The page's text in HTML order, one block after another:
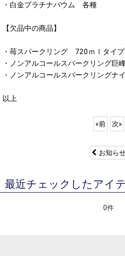
・白金プラチナバウム 各種
【欠品中の商品】
・苺スパークリング 720ｍｌタイプ
・ノンアルコールスパークリング
・ノンアルコールスパークリング
以上
«前 次»
お知ら
最近チェックしたアイ
0件